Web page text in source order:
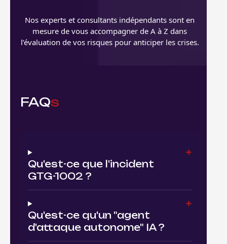
Nos experts et consultants indépendants sont en
mesure de vous accompagner de A à Z dans
l’évaluation de vos risques pour anticiper les crises.
FAQs
Qu'est-ce que l'incident
GTG-1002 ?
Qu'est-ce qu'un "agent
d'attaque autonome" IA ?